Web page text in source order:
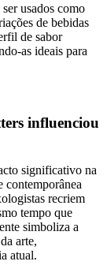
usados como
de bebidas
de sabor
as ideais para
influenciou
significativo na
contemporânea
recriem
tempo que
simboliza a
arte,
atual.